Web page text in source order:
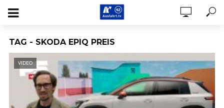
TAG - SKODA EPIQ PREIS
VIDEO